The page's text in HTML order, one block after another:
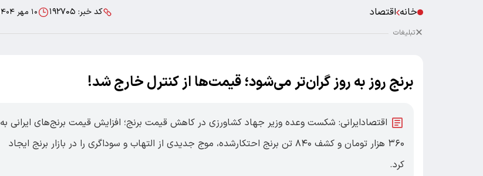
خانه اقتصاد کد خبر: ۱۹۲۷۰۵ ۱۰ مهر ۱۴۰۴ ۱۹:۰۰
تبلیغات
برنج روز به روز گران‌تر می‌شود؛ قیمت‌ها از کنترل خارج شد!
اقتصادایرانی: شکست وعده وزیر جهاد کشاورزی در کاهش قیمت برنج؛ افزایش قیمت برنج‌های ایرانی به
۳۶۰ هزار تومان و کشف ۸۴۰ تن برنج احتکارشده، موج جدیدی از التهاب و سوداگری را در بازار برنج ایجاد
کرد.